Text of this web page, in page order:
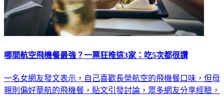
哪間航空飛機餐最強？一票狂推這3家：吃5次都很讚
一名女網友發文表示，自己喜歡長榮航空的飛機餐口味，但母
親則偏好華航的飛機餐，貼文引發討論，眾多網友分享經驗，